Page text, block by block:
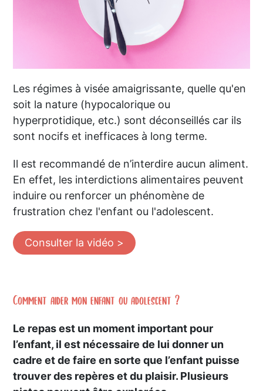
Les régimes à visée amaigrissante, quelle qu'en
soit la nature (hypocalorique ou
hyperprotidique, etc.) sont déconseillés car ils
sont nocifs et inefficaces à long terme.
Il est recommandé de n’interdire aucun aliment.
En effet, les interdictions alimentaires peuvent
induire ou renforcer un phénomène de
frustration chez l'enfant ou l'adolescent.
Consulter la vidéo >
Comment aider mon enfant ou adolescent ?
Le repas est un moment important pour
l’enfant, il est nécessaire de lui donner un
cadre et de faire en sorte que l’enfant puisse
trouver des repères et du plaisir. Plusieurs